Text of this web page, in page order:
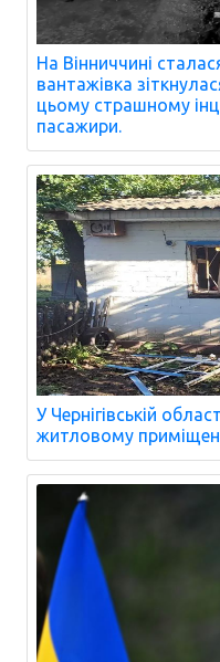
На Вінниччині
вантажівка
цьому страшному
пасажири.
У Чернігівській
житловому